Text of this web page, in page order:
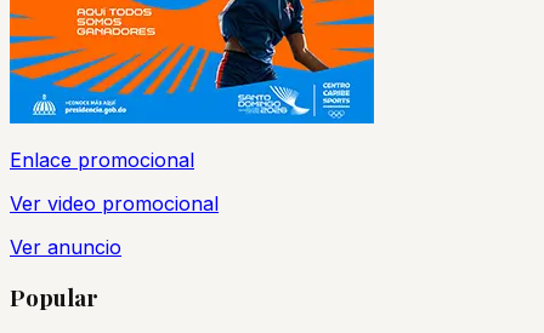
Enlace promocional
Ver video promocional
Ver anuncio
Popular